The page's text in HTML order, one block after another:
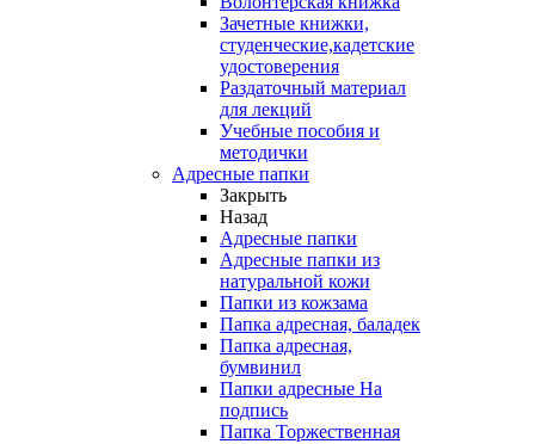
Зачетные книжки,
студенческие,кадетские
удостоверения
Раздаточный материал
для лекций
Учебные пособия и
методички
Адресные папки
Закрыть
Назад
Адресные папки
Адресные папки из
натуральной кожи
Папки из кожзама
Папка адресная, баладек
Папка адресная,
бумвинил
Папки адресные На
подпись
Папка Торжественная